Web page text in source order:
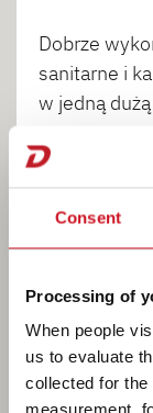
Consent
Processing of
When people
us to evaluate
collected for
measurement,
Dobrze
sanitarne i
w jedną
1